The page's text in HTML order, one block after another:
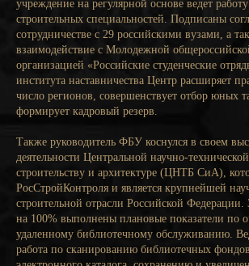
учреждение на регулярной основе ведет
строительных специальностей. Подписаны
сотрудничестве с 29 российскими вузами, а
взаимодействие с Молодежной
организацией «Российские студенческие
института наставничества Центр расширяет
число регионов, совершенствует отбор юных
формирует кадровый резерв.
Также руководитель ФБУ коснулся в своем
деятельности Центральной научно-
строительству и архитектуре (ЦНТБ СиА),
РосСтройКонтроля и является крупнейшей
строительной отрасли Российской
на 100% выполнены плановые показатели по
удаленному библиотечному обслуживанию.
работа по сканированию библиотечных